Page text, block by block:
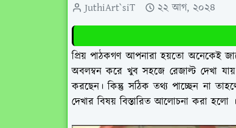
JuthiArt`siT ২২ আগ, ২০২৪
প্রিয় পাঠকগণ আপনারা হয়তো অনেকেই
অবলম্বন করে খুব সহজে রেজাল্ট দেখা
করছেন। কিন্তু সঠিক তথ্য পাচ্ছেন না
দেখার বিষয় বিস্তারিত আলোচনা করা হলো ।